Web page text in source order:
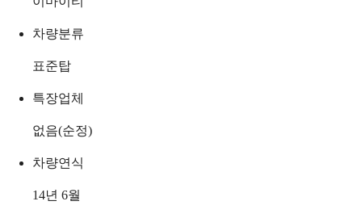
차량분류
표준탑
특장업체
없음(순정)
차량연식
14년 6월